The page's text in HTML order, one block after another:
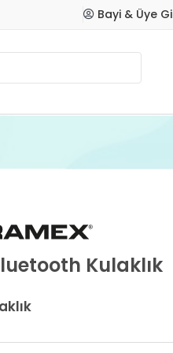
Bayi & Üye
Kulaklık